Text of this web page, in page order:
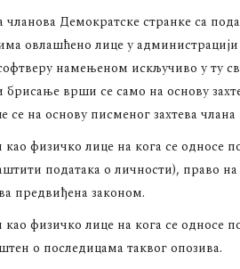
чланова Демократске странке са
овлашћено лице у
намењеном искључиво у ту
брисање врши се само на основу
се на основу писменог захтева
физичко лице на кога се односе
података о личности), право
предвиђена законом.
физичко лице на кога се односе
о последицама таквог опозива.